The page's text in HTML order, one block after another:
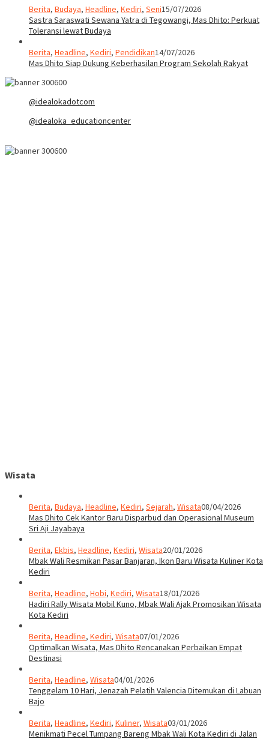
Berita, Budaya, Headline, Kediri, Seni15/07/2026
Sastra Saraswati Sewana Yatra di Tegowangi, Mas Dhito: Perkuat
Toleransi lewat Budaya
Berita, Headline, Kediri, Pendidikan14/07/2026
Mas Dhito Siap Dukung Keberhasilan Program Sekolah Rakyat
@idealokadotcom
@idealoka_educationcenter
Wisata
Berita, Budaya, Headline, Kediri, Sejarah, Wisata08/04/2026
Mas Dhito Cek Kantor Baru Disparbud dan Operasional Museum
Sri Aji Jayabaya
Berita, Ekbis, Headline, Kediri, Wisata20/01/2026
Mbak Wali Resmikan Pasar Banjaran, Ikon Baru Wisata Kuliner Kota
Kediri
Berita, Headline, Hobi, Kediri, Wisata18/01/2026
Hadiri Rally Wisata Mobil Kuno, Mbak Wali Ajak Promosikan Wisata
Kota Kediri
Berita, Headline, Kediri, Wisata07/01/2026
Optimalkan Wisata, Mas Dhito Rencanakan Perbaikan Empat
Destinasi
Berita, Headline, Wisata04/01/2026
Tenggelam 10 Hari, Jenazah Pelatih Valencia Ditemukan di Labuan
Bajo
Berita, Headline, Kediri, Kuliner, Wisata03/01/2026
Menikmati Pecel Tumpang Bareng Mbak Wali Kota Kediri di Jalan